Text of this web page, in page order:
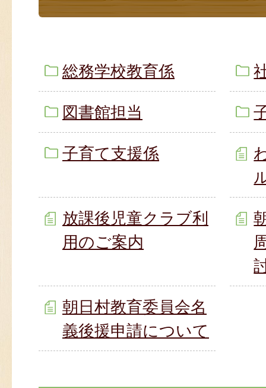
総務学校教育係
図書館担当
子育て支援係
放課後児童クラブ利
用のご案内
朝日村教育委員会名
義後援申請について